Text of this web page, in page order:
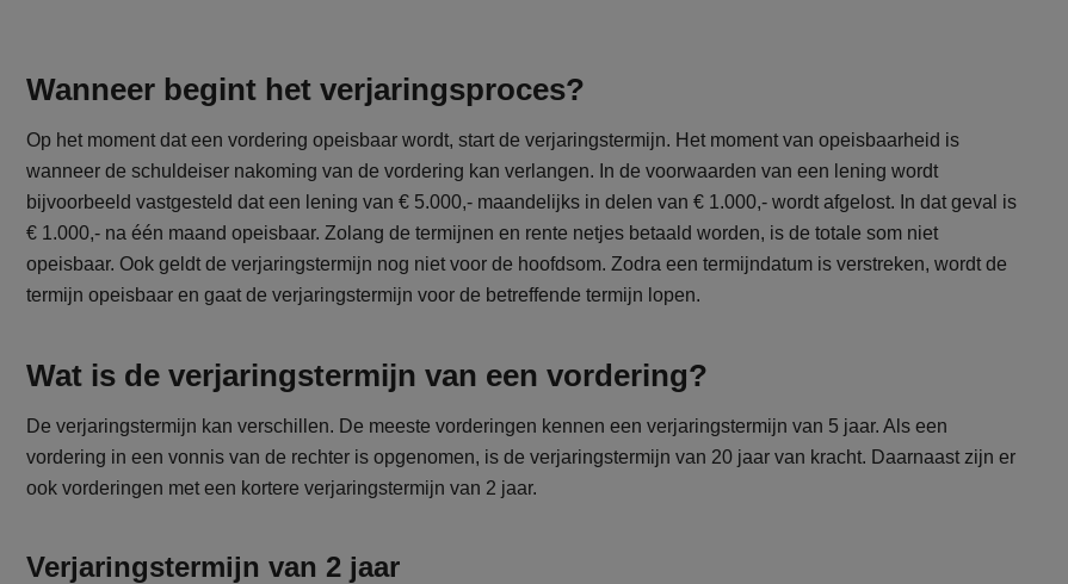
Wanneer begint het verjaringsproces?
Op het moment dat een vordering opeisbaar wordt, start de verjaringstermijn. Het moment van opeisbaarheid is
wanneer de schuldeiser nakoming van de vordering kan verlangen. In de voorwaarden van een lening wordt
bijvoorbeeld vastgesteld dat een lening van € 5.000,- maandelijks in delen van € 1.000,- wordt afgelost. In dat geval is
€ 1.000,- na één maand opeisbaar. Zolang de termijnen en rente netjes betaald worden, is de totale som niet
opeisbaar. Ook geldt de verjaringstermijn nog niet voor de hoofdsom. Zodra een termijndatum is verstreken, wordt de
termijn opeisbaar en gaat de verjaringstermijn voor de betreffende termijn lopen.
Wat is de verjaringstermijn van een vordering?
De verjaringstermijn kan verschillen. De meeste vorderingen kennen een verjaringstermijn van 5 jaar. Als een
vordering in een vonnis van de rechter is opgenomen, is de verjaringstermijn van 20 jaar van kracht. Daarnaast zijn er
ook vorderingen met een kortere verjaringstermijn van 2 jaar.
Verjaringstermijn van 2 jaar